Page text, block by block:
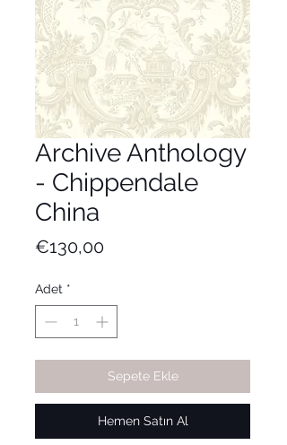
Archive Anthology
- Chippendale
China
€130,00Fiyat
Adet *
Sepete Ekle
Hemen Satın Al